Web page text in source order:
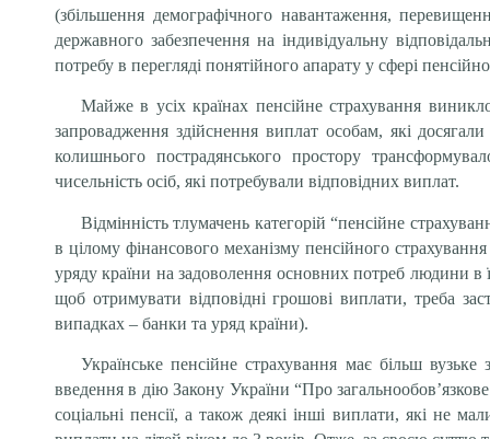
(збільшення демографічного навантаження,
державного забезпечення на індивідуальну
потребу в перегляді понятійного апарату у сфері
Майже в усіх країнах пенсійне страхування
запровадження здійснення виплат особам, які
колишнього пострадянського простору
чисельність осіб, які потребували відповідних виплат.
Відмінність тлумачень категорій “пенсійне
в цілому фінансового механізму пенсійного
уряду країни на задоволення основних потреб людини в
щоб отримувати відповідні грошові виплати, треба
випадках – банки та уряд країни).
Українське пенсійне страхування має більш
введення в дію Закону України “Про
соціальні пенсії, а також деякі інші виплати, які не